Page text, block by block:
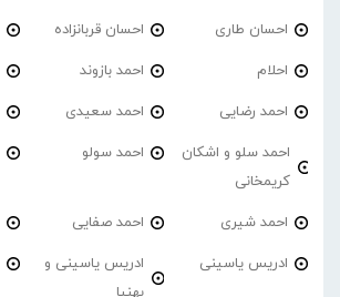
احسان طاری احسان قربانزاده
احلام احمد بازوند
احمد‌ رضایی احمد سعیدی
احمد سلو و اشکان
کریمخانی
احمد سولو
احمد شیری احمد صفایی
ادریس یاسینی
ادریس یاسینی و